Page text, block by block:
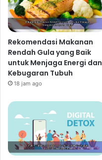
Rekomendasi Makanan
Rendah Gula yang Baik
untuk Menjaga Energi dan
Kebugaran Tubuh
18 jam ago